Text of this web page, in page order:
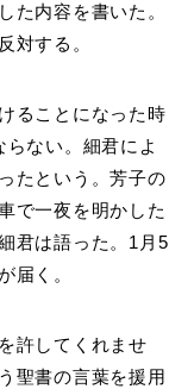
た内容を書いた。
対する。
ることになった時
ない。細君によ
たという。芳子の
で一夜を明かした
君は語った。1月5
届く。
許してくれませ
聖書の言葉を援用